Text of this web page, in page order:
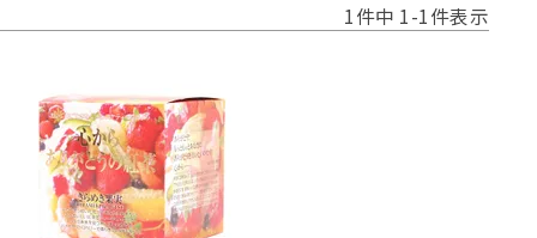
1件中 1-1件表示